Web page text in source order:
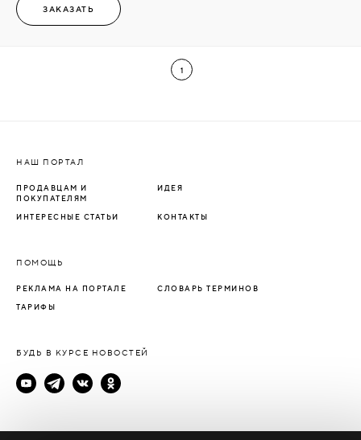
ЗАКАЗАТЬ
1
НАШ ПОРТАЛ
ПРОДАВЦАМ И
ПОКУПАТЕЛЯМ
ИДЕЯ
ИНТЕРЕСНЫЕ СТАТЬИ КОНТАКТЫ
ПОМОЩЬ
РЕКЛАМА НА ПОРТАЛЕ СЛОВАРЬ ТЕРМИНОВ
ТАРИФЫ
БУДЬ В КУРСЕ НОВОСТЕЙ